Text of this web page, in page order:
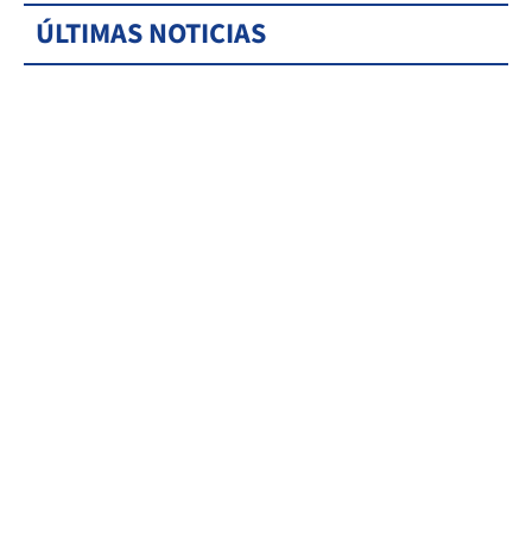
ÚLTIMAS NOTICIAS